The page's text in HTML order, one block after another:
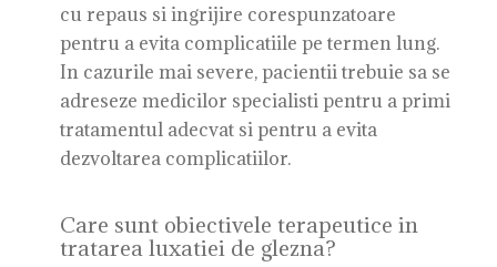
cu repaus si ingrijire corespunzatoare
pentru a evita complicatiile pe termen lung.
In cazurile mai severe, pacientii trebuie sa se
adreseze medicilor specialisti pentru a primi
tratamentul adecvat si pentru a evita
dezvoltarea complicatiilor.
Care sunt obiectivele terapeutice in
tratarea luxatiei de glezna?